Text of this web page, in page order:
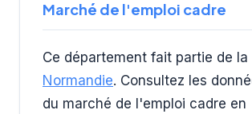
Marché de l'emploi cadre
Ce département fait partie de la
Normandie. Consultez les
du marché de l'emploi cadre en